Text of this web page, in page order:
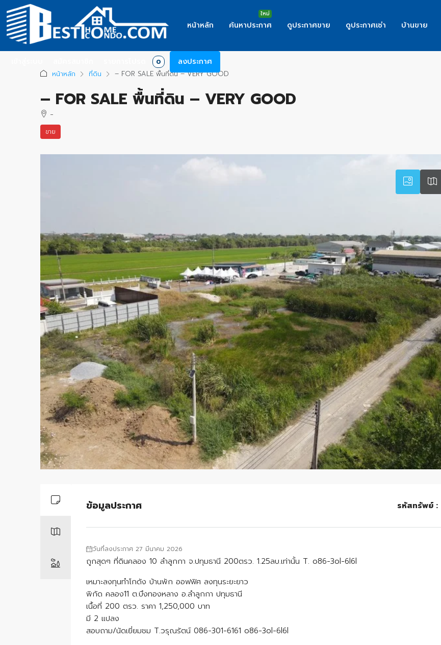
หน้าหลัก ค้นหาประกาศ ดูประกาศขาย ดูประกาศเช่า บ้านขาย
0 ลงประกาศ
หน้าหลัก ที่ดิน – FOR SALE พื้นที่ดิน – VERY GOOD
– FOR SALE พื้นที่ดิน – VERY GOOD
-
ขาย
ข้อมูลประกาศ รหัสทรัพย์ :
วันที่ลงประกาศ 27 มีนาคม 2026
ถูกสุดๆ ที่ดินคลอง 10 ลำลูกกา จ.ปทุมธานี 200ตรว. 1.25ลบ.เท่านั้น T. o86-3ol-6l6l
เหมาะลงทุนทำโกดัง บ้านพัก ออฟฟิศ ลงทุนระยะยาว
พิกัด คลอง11 ต.บึงทองหลาง อ.ลำลูกกา ปทุมธานี
เนื้อที่ 200 ตรว. ราคา 1,250,000 บาท
มี 2 แปลง
สอบถาม/นัดเยี่ยมชม T.วรุณรัตน์ 086-301-6161 o86-3ol-6l6l